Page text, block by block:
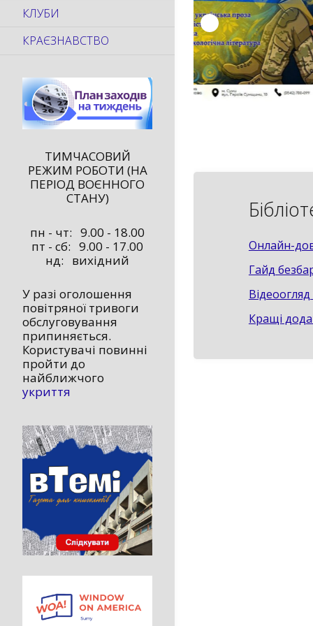
Онлайн-
Гайд
Кращі
КЛУБИ
КРАЄЗНАВСТВО
ТИМЧАСОВИЙ
РЕЖИМ РОБОТИ (НА
ПЕРІОД ВОЄННОГО
СТАНУ)
пн - чт: 9.00 - 18.00
пт - сб: 9.00 - 17.00
нд: вихідний
У разі оголошення
повітряної тривоги
обслуговування
припиняється.
Користувачі повинні
пройти до
найближчого
укриття